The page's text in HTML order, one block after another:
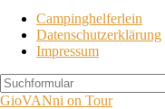
Campinghelferlein
Datenschutzerklärung
Impressum
GioVANni on Tour